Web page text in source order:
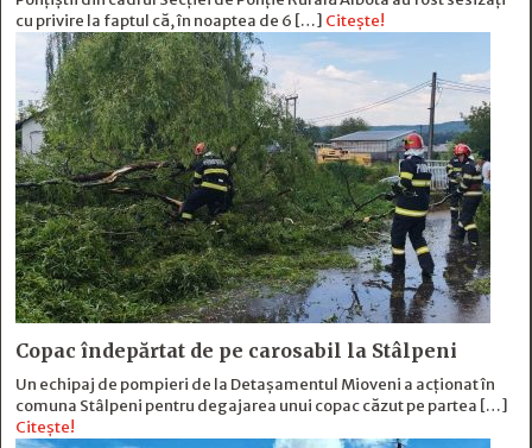
cu privire la faptul că, în noaptea de 6 […] Citește!
Copac îndepărtat de pe carosabil la Stâlpeni
Un echipaj de pompieri de la Detașamentul Mioveni a acționat în
comuna Stâlpeni pentru degajarea unui copac căzut pe partea […]
Citește!